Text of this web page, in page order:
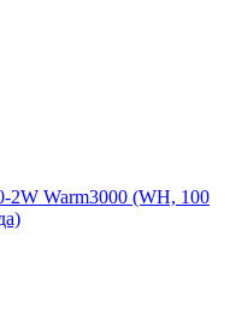
Warm3000 (WH, 100